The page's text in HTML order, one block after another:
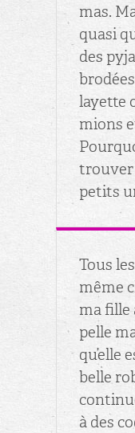
mas.
quasi
des
layette
mions
trou­ver
pe­tits
Tous
même
ma fille
pelle
qu’elle
belle
à des